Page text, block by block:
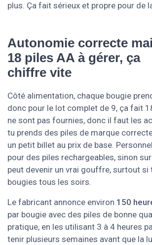
plus. Ça fait sérieux et propre pour de
Autonomie correcte
18 piles AA à gérer, ça
chiffre vite
Côté alimentation, chaque bougie
donc pour le lot complet de 9, ça fait
ne sont pas fournies, donc il faut les
tu prends des piles de marque
un petit billet au prix de base.
pour des piles rechargeables, sinon
peut devenir un vrai gouffre, surtout si
bougies tous les soirs.
Le fabricant annonce environ 150
par bougie avec des piles de bonne
pratique, en les utilisant 3 à 4 heures
tenir plusieurs semaines avant que la